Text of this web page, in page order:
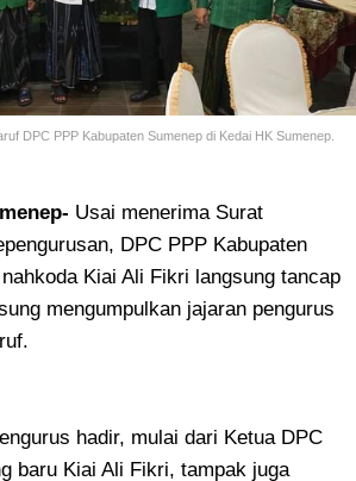
DPC PPP Kabupaten Sumenep di Kedai HK Sumenep.
Usai menerima Surat
DPC PPP Kabupaten
Kiai Ali Fikri langsung tancap
mengumpulkan jajaran pengurus
hadir, mulai dari Ketua DPC
baru Kiai Ali Fikri, tampak juga